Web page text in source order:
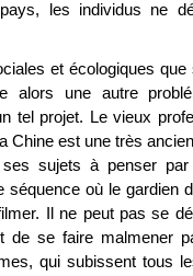
les individus ne
et écologiques que
alors une autre
tel projet. Le vieux
Chine est une très
ses sujets à penser
où le gardien
Il ne peut pas se
de se faire malmener
qui subissent tous